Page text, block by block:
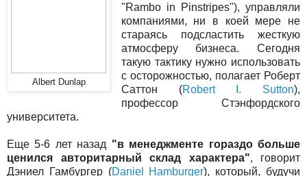
Albert Dunlap
"Rambo in Pinstripes"), управляли
компаниями, ни в коей мере не
стараясь подсластить жесткую
атмосферу бизнеса. Сегодня
такую тактику нужно использовать
с осторожностью, полагает Роберт
Саттон (Robert I. Sutton),
профессор Стэнфордского
университета.
Еще 5-6 лет назад "в менеджменте гораздо больше
ценился авторитарный склад характера", говорит
Дэниел Гамбургер (Daniel Hamburger), который, будучи